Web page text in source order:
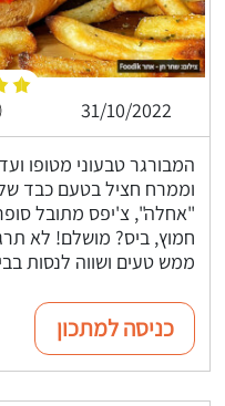
31/10/2022
המבורגר טבעוני מטופו
וממרח חציל בטעם כבד
"אחלה", צ'יפס מתובל
חמוץ, ביס? מושלם! לא
ממש טעים ושווה לנסות
כניסה למתכון